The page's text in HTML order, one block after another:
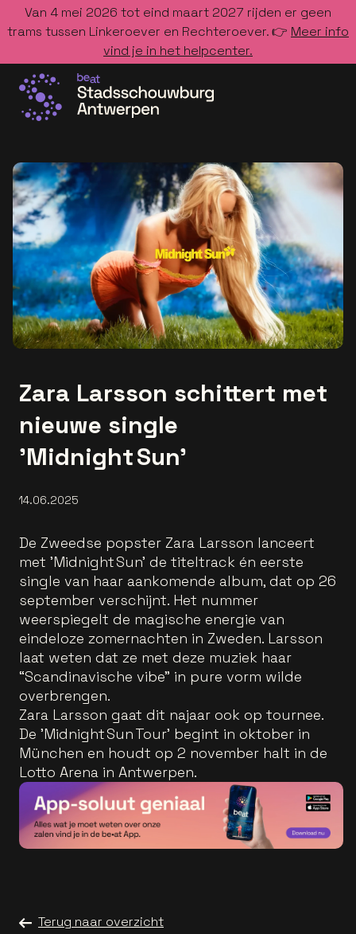
Van 4 mei 2026 tot eind maart 2027 rijden er geen
trams tussen Linkeroever en Rechteroever. 👉 Meer info
vind je in het helpcenter.
Zara Larsson schittert met
nieuwe single
'Midnight Sun'
14.06.2025
De Zweedse popster Zara Larsson lanceert
met 'Midnight Sun' de titeltrack én eerste
single van haar aankomende album, dat op 26
september verschijnt. Het nummer
weerspiegelt de magische energie van
eindeloze zomernachten in Zweden. Larsson
laat weten dat ze met deze muziek haar
“Scandinavische vibe” in pure vorm wilde
overbrengen.
Zara Larsson gaat dit najaar ook op tournee.
De 'Midnight Sun Tour' begint in oktober in
München en houdt op 2 november halt in de
Lotto Arena in Antwerpen.
Terug naar overzicht